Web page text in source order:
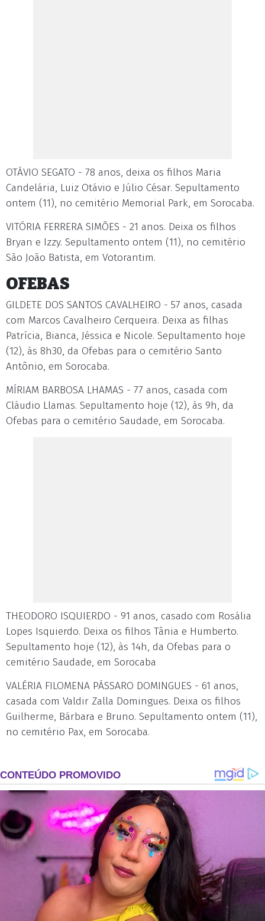
OTÁVIO SEGATO - 78 anos, deixa os filhos Maria
Candelária, Luiz Otávio e Júlio César. Sepultamento
ontem (11), no cemitério Memorial Park, em Sorocaba.
VITÓRIA FERRERA SIMÕES - 21 anos. Deixa os filhos
Bryan e Izzy. Sepultamento ontem (11), no cemitério
São João Batista, em Votorantim.
OFEBAS
GILDETE DOS SANTOS CAVALHEIRO - 57 anos, casada
com Marcos Cavalheiro Cerqueira. Deixa as filhas
Patrícia, Bianca, Jéssica e Nicole. Sepultamento hoje
(12), às 8h30, da Ofebas para o cemitério Santo
Antônio, em Sorocaba.
MÍRIAM BARBOSA LHAMAS - 77 anos, casada com
Cláudio Llamas. Sepultamento hoje (12), às 9h, da
Ofebas para o cemitério Saudade, em Sorocaba.
THEODORO ISQUIERDO - 91 anos, casado com Rosália
Lopes Isquierdo. Deixa os filhos Tânia e Humberto.
Sepultamento hoje (12), às 14h, da Ofebas para o
cemitério Saudade, em Sorocaba
VALÉRIA FILOMENA PÁSSARO DOMINGUES - 61 anos,
casada com Valdir Zalla Domingues. Deixa os filhos
Guilherme, Bárbara e Bruno. Sepultamento ontem (11),
no cemitério Pax, em Sorocaba.